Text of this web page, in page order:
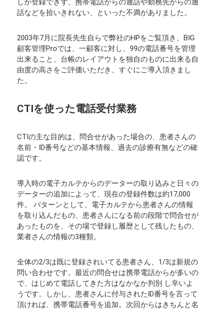
しか登録できず、携帯電話からの通話や勤務先からの通
話などを拾いきれない、といった不満がありました。
2003年7月に院長先生自らで弊社のHPをご覧頂き、BIG
顧客管理Proでは、一顧客に対し、99の電話番号を管理
出来ること、台帳のレイアウトを独自のものに出来る自
由度の高さをご評価いただき、すぐにご導入頂きまし
た。
CTIを使った電話受付業務
CTIの主な目的は、問合せがあった場合の、患者さんの
名前・ID番号などの基本情報、過去の診療有無などの確
認です。
導入時の電子カルテからのデーターの取り込みと日々の
データーの追加によって、現在の登録件数は約17,000
件。 パターンとして、電子カルテから患者さんの情報
を取り込んだもの、患者さんになる前の段階で問合せが
あったものを、その場で登録し履歴として残したもの、
業者さんの情報の3種類。
全体の2/3は既に登録されいてる患者さん、1/3は新規の
問い合わせです。最近の問合せは携帯電話からが多いの
で、はじめて電話してきた方はなかなか判別 し辛いよ
うです。しかし、患者さんに付与されたID番号を言って
頂ければ、携帯電話番号を追加。次回からはきちんと名